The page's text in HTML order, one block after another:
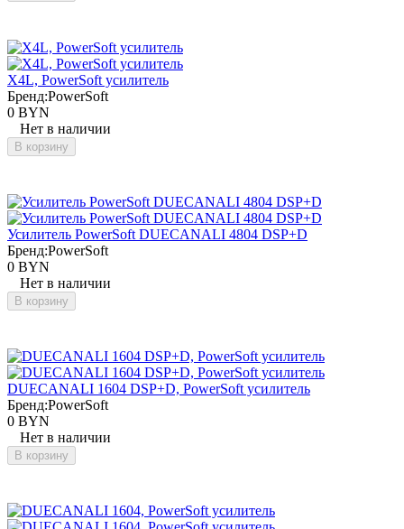
X4L, PowerSoft усилитель
Бренд:PowerSoft
0 BYN
Нет в наличии
В корзину
Усилитель PowerSoft DUECANALI 4804 DSP+D
Бренд:PowerSoft
0 BYN
Нет в наличии
В корзину
DUECANALI 1604 DSP+D, PowerSoft усилитель
Бренд:PowerSoft
0 BYN
Нет в наличии
В корзину